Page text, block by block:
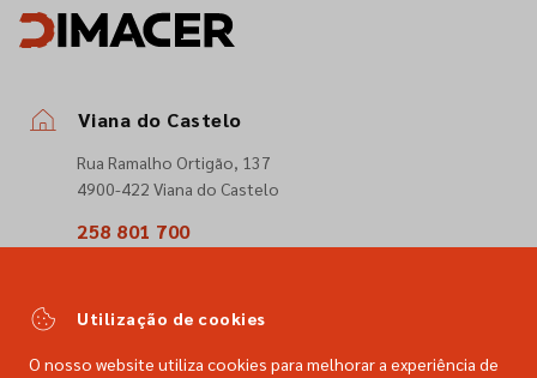
Viana do Castelo
Rua Ramalho Ortigão, 137
4900-422 Viana do Castelo
258 801 700
comercial@dimacer.com
Utilização de cookies
O nosso website utiliza cookies para melhorar a experiência de